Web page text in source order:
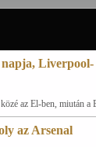
napja, Liverpool-
az El-ben, miután a
az Arsenal